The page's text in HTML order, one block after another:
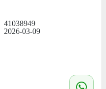
41038949
2026-03-09